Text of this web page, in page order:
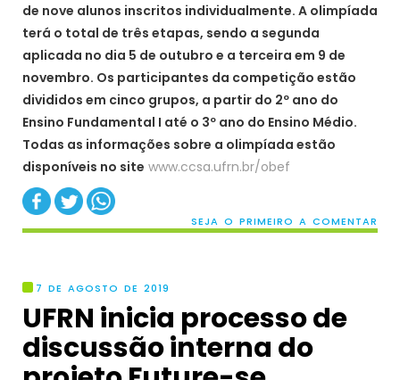
de nove alunos inscritos individualmente. A olimpíada
terá o total de três etapas, sendo a segunda
aplicada no dia 5 de outubro e a terceira em 9 de
novembro. Os participantes da competição estão
divididos em cinco grupos, a partir do 2º ano do
Ensino Fundamental I até o 3º ano do Ensino Médio.
Todas as informações sobre a olimpíada estão
disponíveis no site www.ccsa.ufrn.br/obef
SEJA O PRIMEIRO A COMENTAR
7 DE AGOSTO DE 2019
UFRN inicia processo de
discussão interna do